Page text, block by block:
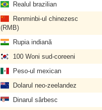
Realul brazilian
Renminbi-ul chinezesc
(RMB)
Rupia indiană
100 Woni sud-coreeni
Peso-ul mexican
Dolarul neo-zeelandez
Dinarul sârbesc